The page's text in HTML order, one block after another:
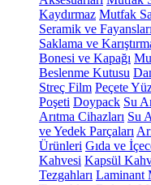
Kaydırmaz Mutfak
Seramik ve Fayansları
Saklama ve
Bonesi ve Kapağı
Beslenme Kutusu
Streç Film Peçete
Poşeti Doypack Su
Arıtma Cihazları Su
ve Yedek Parçaları
Ürünleri Gıda ve
Kahvesi Kapsül
Tezgahları Laminant